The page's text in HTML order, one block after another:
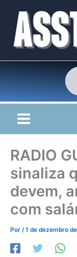
conteúdo
RADIO
sinaliza
devem,
com
Por /1 de dezembro